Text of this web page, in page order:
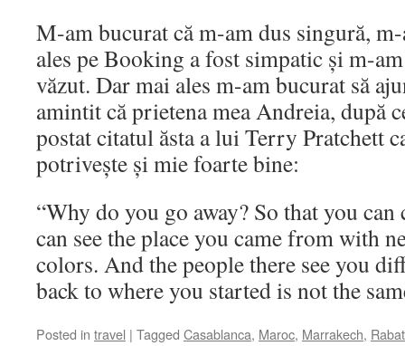
M-am bucurat că m-am dus singură,
ales pe Booking a fost simpatic și m-
văzut. Dar mai ales m-am bucurat să
amintit că prietena mea Andreia, după
postat citatul ăsta a lui Terry Pratchett
potrivește și mie foarte bine:
“Why do you go away? So that you
can see the place you came from with
colors. And the people there see you
back to where you started is not the
Posted in travel | Tagged Casablanca, Maroc, Marrakech, Rabat